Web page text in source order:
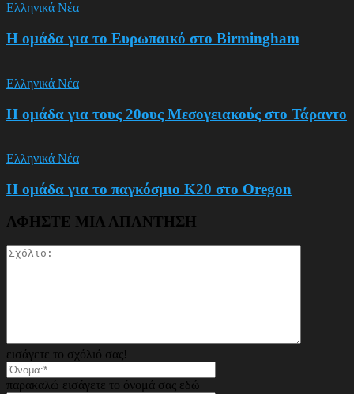
Ελληνικά Νέα
Η ομάδα για το Ευρωπαικό στο Birmingham
Ελληνικά Νέα
Η ομάδα για τους 20ους Μεσογειακούς στο Τάραντο
Ελληνικά Νέα
Η ομάδα για το παγκόσμιο Κ20 στο Oregon
ΑΦΗΣΤΕ ΜΙΑ ΑΠΑΝΤΗΣΗ
εισάγετε το σχόλιό σας!
παρακαλώ εισάγετε το όνομά σας εδώ